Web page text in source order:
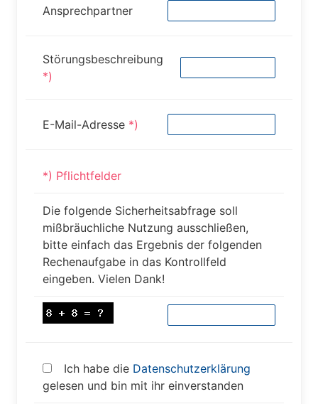
Ansprechpartner
Störungsbeschreibung
*)
E-Mail-Adresse *)
*) Pflichtfelder
Die folgende Sicherheitsabfrage soll
mißbräuchliche Nutzung ausschließen,
bitte einfach das Ergebnis der folgenden
Rechenaufgabe in das Kontrollfeld
eingeben. Vielen Dank!
Ich habe die Datenschutzerklärung
gelesen und bin mit ihr einverstanden